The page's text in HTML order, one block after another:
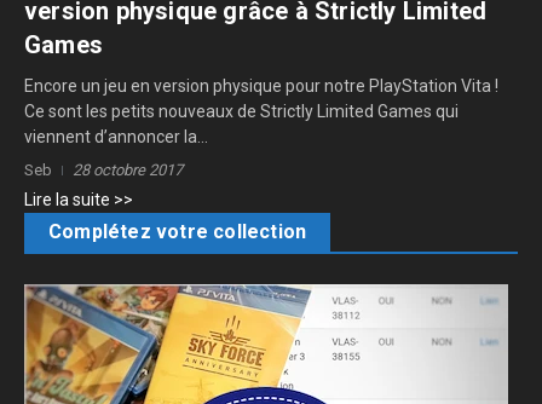
version physique grâce à Strictly Limited
Games
Encore un jeu en version physique pour notre PlayStation Vita !
Ce sont les petits nouveaux de Strictly Limited Games qui
viennent d’annoncer la...
Seb 28 octobre 2017
Lire la suite >>
Complétez votre collection